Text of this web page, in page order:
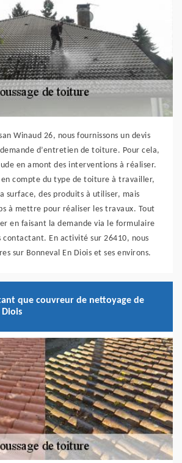
Winaud 26, nous fournissons un devis
d’entretien de toiture. Pour cela,
en amont des interventions à réaliser.
en compte du type de toiture à travailler,
surface, des produits à utiliser, mais
à mettre pour réaliser les travaux. Tout
en faisant la demande via le formulaire
contactant. En activité sur 26410, nous
sur Bonneval En Diois et ses environs.
que couvreur de nettoyage de